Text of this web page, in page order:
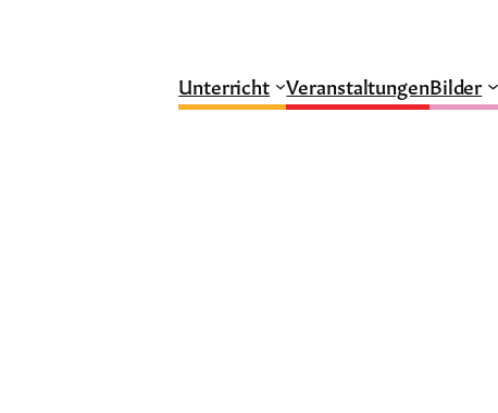
Unterricht VeranstaltungenBilder